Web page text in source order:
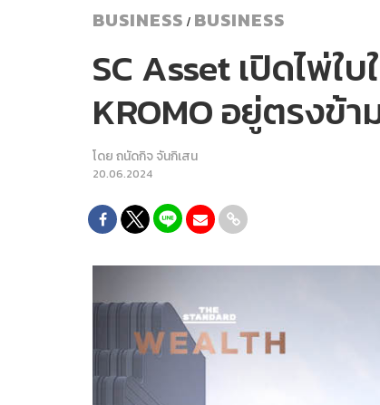
BUSINESS / BUSINESS
SC Asset เปิดไพ่
KROMO อยู่ตรงข้า
โดยถนัดกิจ จันกิเสน
20.06.2024